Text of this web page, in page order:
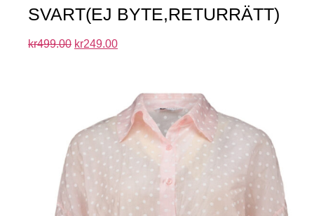
SVART(EJ BYTE,RETURRÄTT)
kr499.00 kr249.00